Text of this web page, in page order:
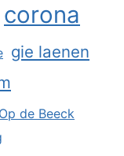
corona
gie laenen
de Beeck